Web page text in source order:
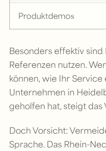
Produktdemos
Besonders effektiv sind
Referenzen nutzen.
können, wie Ihr
Unternehmen in
geholfen hat, steigt
Doch Vorsicht:
Sprache. Das Rhein-